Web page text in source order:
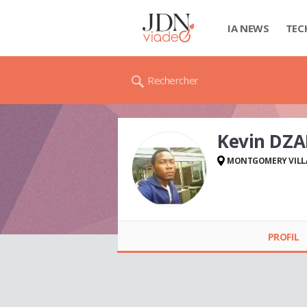
IA NEWS
Rechercher
Kevin
MONTGOMERY
PROFIL